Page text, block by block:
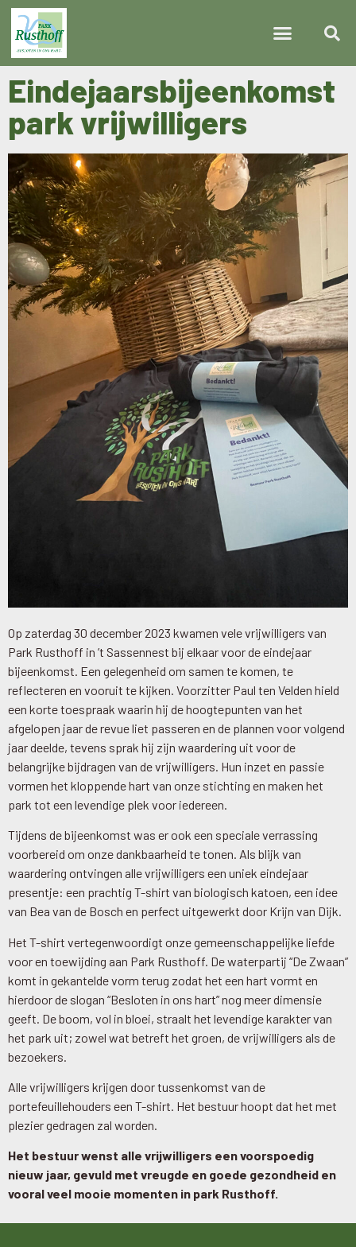
Eindejaarsbijeenkomst
park vrijwilligers
Op zaterdag 30 december 2023 kwamen vele vrijwilligers van
Park Rusthoff in ’t Sassennest bij elkaar voor de eindejaar
bijeenkomst. Een gelegenheid om samen te komen, te
reflecteren en vooruit te kijken. Voorzitter Paul ten Velden hield
een korte toespraak waarin hij de hoogtepunten van het
afgelopen jaar de revue liet passeren en de plannen voor volgend
jaar deelde, tevens sprak hij zijn waardering uit voor de
belangrijke bijdragen van de vrijwilligers. Hun inzet en passie
vormen het kloppende hart van onze stichting en maken het
park tot een levendige plek voor iedereen.
Tijdens de bijeenkomst was er ook een speciale verrassing
voorbereid om onze dankbaarheid te tonen. Als blijk van
waardering ontvingen alle vrijwilligers een uniek eindejaar
presentje: een prachtig T-shirt van biologisch katoen, een idee
van Bea van de Bosch en perfect uitgewerkt door Krijn van Dijk.
Het T-shirt vertegenwoordigt onze gemeenschappelijke liefde
voor en toewijding aan Park Rusthoff. De waterpartij “De Zwaan”
komt in gekantelde vorm terug zodat het een hart vormt en
hierdoor de slogan “Besloten in ons hart” nog meer dimensie
geeft. De boom, vol in bloei, straalt het levendige karakter van
het park uit; zowel wat betreft het groen, de vrijwilligers als de
bezoekers.
Alle vrijwilligers krijgen door tussenkomst van de
portefeuillehouders een T-shirt. Het bestuur hoopt dat het met
plezier gedragen zal worden.
Het bestuur wenst alle vrijwilligers een voorspoedig
nieuw jaar, gevuld met vreugde en goede gezondheid en
vooral veel mooie momenten in park Rusthoff.